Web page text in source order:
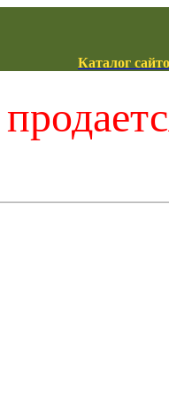
Каталог